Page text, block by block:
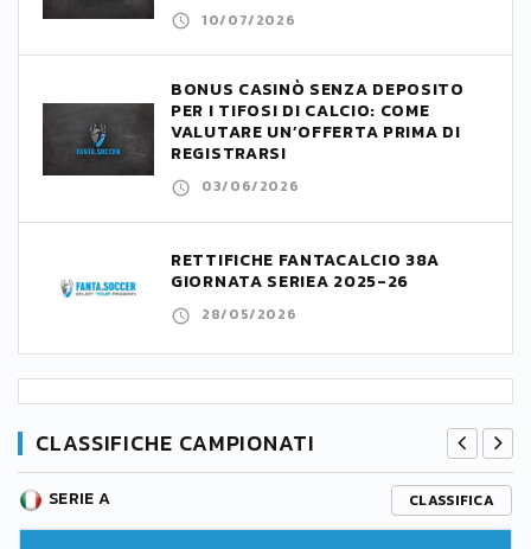
10/07/2026
BONUS CASINÒ SENZA DEPOSITO
PER I TIFOSI DI CALCIO: COME
VALUTARE UN’OFFERTA PRIMA DI
REGISTRARSI
03/06/2026
RETTIFICHE FANTACALCIO 38A
GIORNATA SERIEA 2025-26
28/05/2026
CLASSIFICHE CAMPIONATI
SERIE A CLASSIFICA